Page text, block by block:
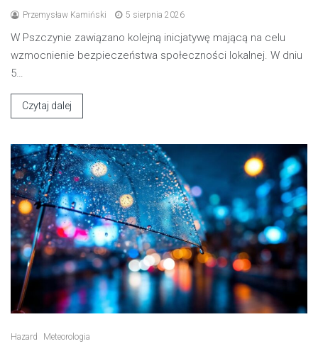
Przemysław Kamiński 5 sierpnia 2026
W Pszczynie zawiązano kolejną inicjatywę mającą na celu
wzmocnienie bezpieczeństwa społeczności lokalnej. W dniu
5…
Czytaj dalej
Hazard Meteorologia